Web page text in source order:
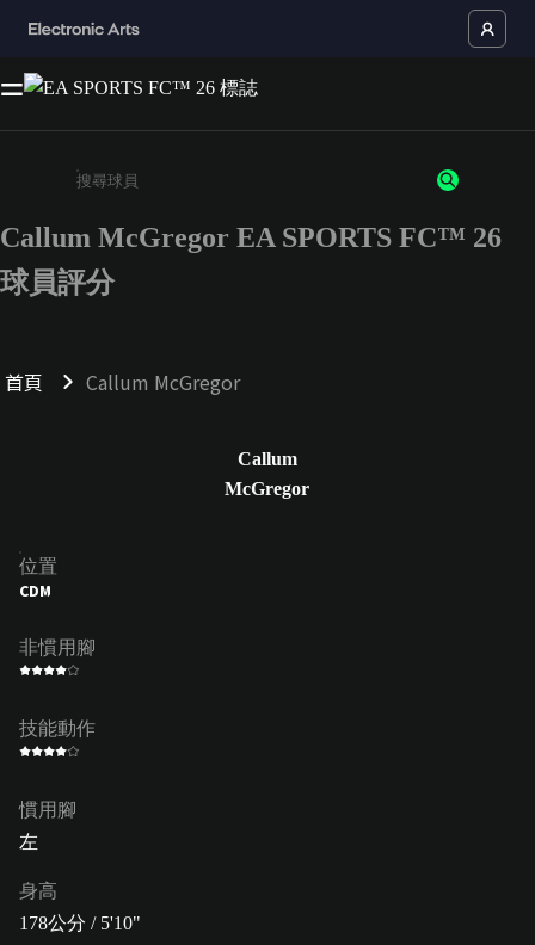
請輸入至少 3 個字元或數字
Callum McGregor EA SPORTS FC™ 26
球員評分
首頁 Callum McGregor
Callum
McGregor
位置
CDM
非慣用腳
技能動作
慣用腳
左
身高
178公分 / 5'10"